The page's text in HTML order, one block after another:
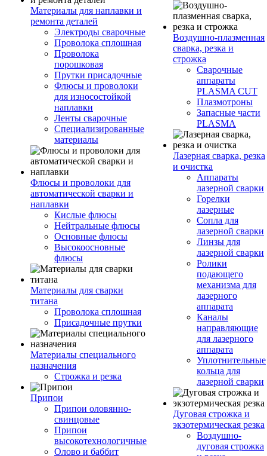
Материалы для наплавки и
ремонта деталей
Электроды сварочные
Проволока сплошная
Проволока
порошковая
Прутки присадочные
Флюсы и проволоки
для износостойкой
наплавки
Ленты сварочные
Специализированные
материалы
Флюсы и проволоки для
автоматической сварки и
наплавки
Кислые флюсы
Нейтральные флюсы
Основные флюсы
Высокоосновные
флюсы
Материалы для сварки
титана
Проволока сплошная
Присадочные прутки
Материалы специального
назначения
Строжка и резка
Припои
Припои оловянно-
свинцовые
Припои
высокотехнологичные
Олово и баббит
Воздушно-плазменная
сварка, резка и
строжка
Сварочные
аппараты
PLASMA CUT
Плазмотроны
Запасные части
PLASMA
Лазерная сварка, резка
и очистка
Аппараты
лазерной сварки
Горелки
лазерные
Сопла для
лазерной сварки
Линзы для
лазерной сварки
Ролики
подающего
механизма для
лазерного
аппарата
Каналы
направляющие
для лазерного
аппарата
Уплотнительные
кольца для
лазерной сварки
Дуговая строжка и
экзотермическая резка
Воздушно-
дуговая строжка